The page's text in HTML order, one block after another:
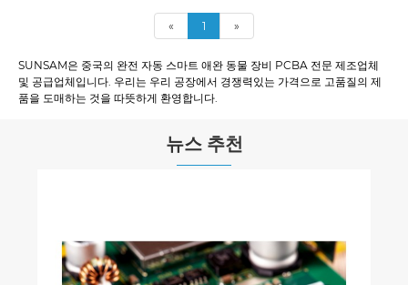
« 1 »
SUNSAM은 중국의 완전 자동 스마트 애완 동물 장비 PCBA 전문 제조업체
및 공급업체입니다. 우리는 우리 공장에서 경쟁력있는 가격으로 고품질의 제
품을 도매하는 것을 따뜻하게 환영합니다.
뉴스 추천